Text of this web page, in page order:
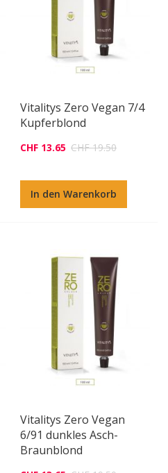
Vitalitys Zero Vegan 7/4
Kupferblond
CHF 13.65 CHF 19.50
In den Warenkorb
Vitalitys Zero Vegan
6/91 dunkles Asch-
Braunblond